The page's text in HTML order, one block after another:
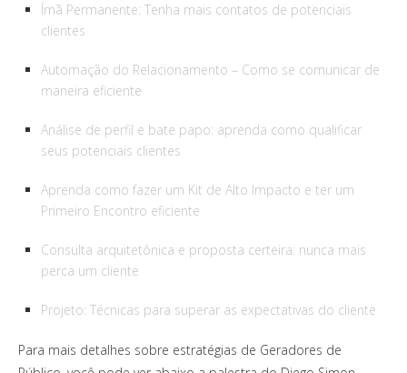
Ímã Permanente: Tenha mais contatos de potenciais
clientes
Automação do Relacionamento – Como se comunicar de
maneira eficiente
Análise de perfil e bate papo: aprenda como qualificar
seus potenciais clientes
Aprenda como fazer um Kit de Alto Impacto e ter um
Primeiro Encontro eficiente
Consulta arquitetônica e proposta certeira: nunca mais
perca um cliente
Projeto: Técnicas para superar as expectativas do cliente
Para mais detalhes sobre estratégias de Geradores de